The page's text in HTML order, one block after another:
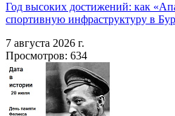
Год высоких достижений: как
спортивную инфраструктуру в
7 августа 2026 г.
Просмотров: 634